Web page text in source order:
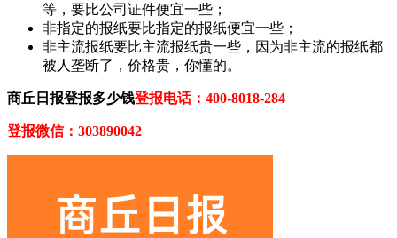
等，要比公司证件便宜一些；
非指定的报纸要比指定的报纸便宜一些；
非主流报纸要比主流报纸贵一些，因为非主流的报纸都
被人垄断了，价格贵，你懂的。
商丘日报登报多少钱登报电话：400-8018-284
登报微信：303890042